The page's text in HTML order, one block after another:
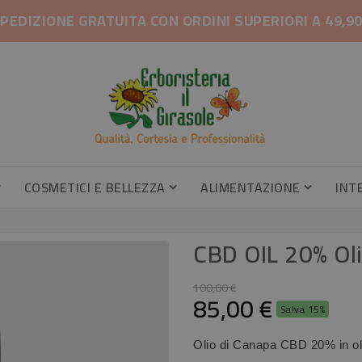
GRATUITA CON ORDINI SUPERIORI A
COSMETICI E BELLEZZA ALIMENTAZIONE
CBD OIL 20%
100,00 €
85,00 € Salva 15%
Olio di Canapa CBD 20% in